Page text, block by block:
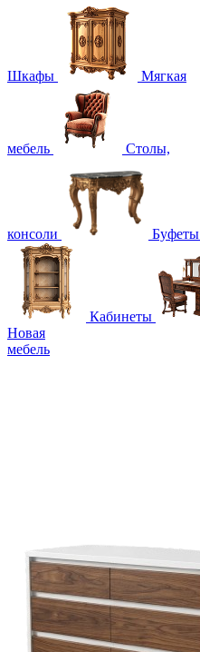
Шкафы Мягкая
мебель Столы,
консоли Буфеты
Кабинеты
Новая
мебель